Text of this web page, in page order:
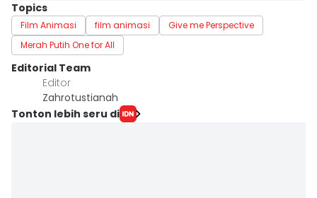
Topics
Film Animasi film animasi
Give me Perspective
Merah Putih One for All
Editorial Team
Editor
Zahrotustianah
Tonton lebih seru di